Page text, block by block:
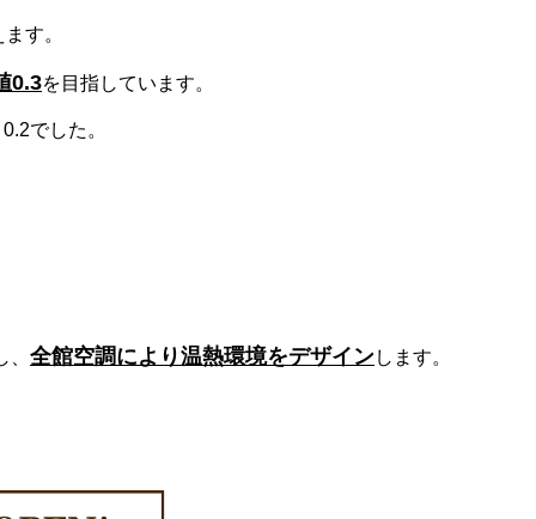
す。
0.3を目指しています。
でした。
全館空調により温熱環境をデザインします。